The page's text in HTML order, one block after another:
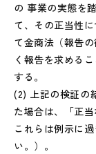
の 事業の実態を
て、その正当性
て金商法（報告
く報告を求める
する。
(2) 上記の検証の
た場合は、「正
これらは例示に
い。）。